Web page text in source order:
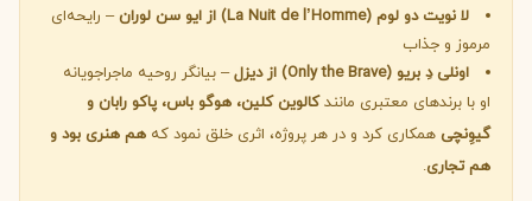
لا نویت دو لوم (La Nuit de l’Homme) از ایو سن لوران
– رایحه‌ای
مرموز و جذاب
اونلی دِ بریو (Only the Brave) از دیزل
– بیانگر روحیه ماجراجویانه
او با برندهای معتبری مانندکالوین کلین، هوگو باس، پاکو رابان و
گیوِنچی همکاری کرد و در هر پروژه، اثری خلق نمود که هم هنری بود و
هم تجاری.